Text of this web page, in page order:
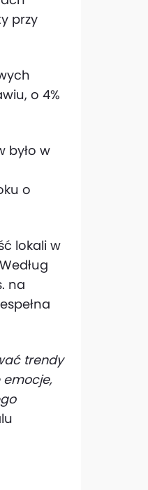
przy
o 4%
było w
o
lokali w
na
trendy